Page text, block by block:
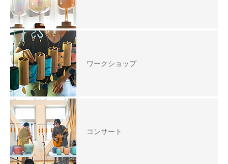
ワークショップ
コンサート